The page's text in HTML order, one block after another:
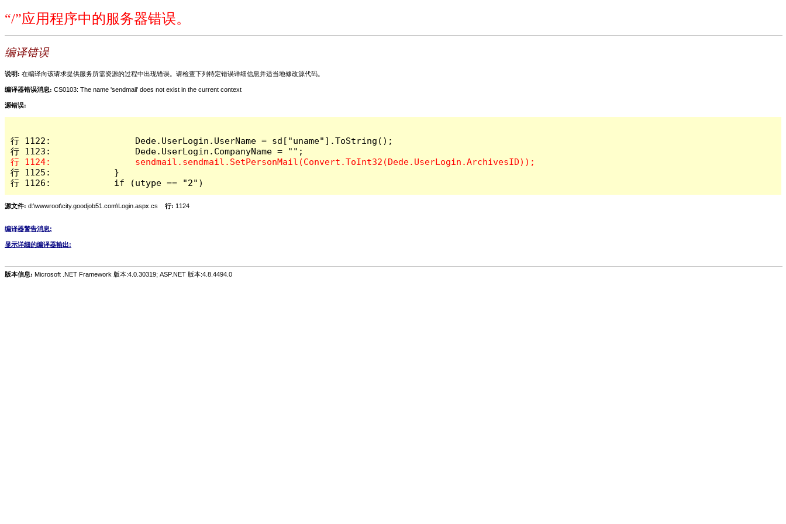
“/”应用程序中的服务器错误。
编译错误
说明: 在编译向该请求提供服务所需资源的过程中出现错误。请检查下列特定错误详细信息并适当地修改源代码。
编译器错误消息: CS0103: The name 'sendmail' does not exist in the current context
源错误:
行 1122:                Dede.UserLogin.UserName = sd["uname"].ToString();
行 1125:            }
行 1126:            if (utype == "2")
源文件: d:\wwwroot\city.goodjob51.com\Login.aspx.cs 行: 1124
编译器警告消息:
显示详细的编译器输出:
版本信息: Microsoft .NET Framework 版本:4.0.30319; ASP.NET 版本:4.8.4494.0